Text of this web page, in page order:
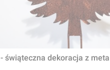
Choinka duża - świąteczna dekoracja z